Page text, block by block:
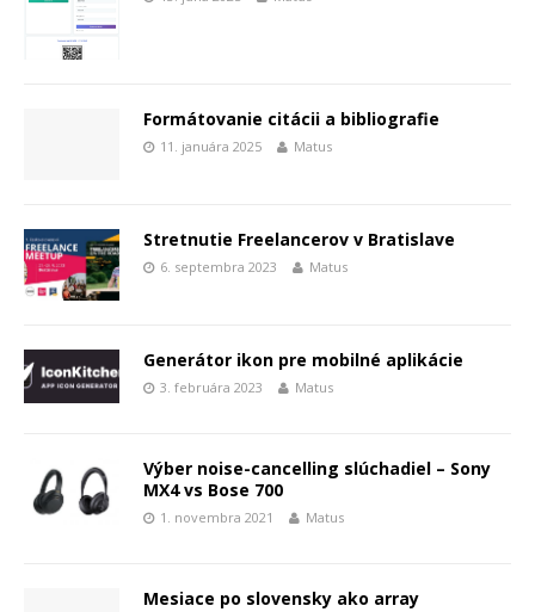
Formátovanie citácii a bibliografie
11. januára 2025 Matus
Stretnutie Freelancerov v Bratislave
6. septembra 2023 Matus
Generátor ikon pre mobilné aplikácie
3. februára 2023 Matus
Výber noise-cancelling slúchadiel – Sony
MX4 vs Bose 700
1. novembra 2021 Matus
Mesiace po slovensky ako array